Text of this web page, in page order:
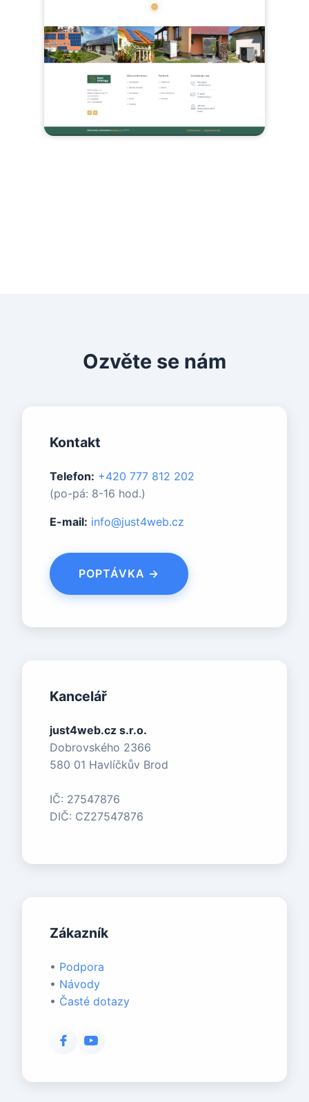
Ozvěte se nám
Kontakt
Telefon: +420 777 812 202
(po-pá: 8-16 hod.)
E-mail: info@just4web.cz
POPTÁVKA →
Kancelář
just4web.cz s.r.o.
Dobrovského 2366
580 01 Havlíčkův Brod
IČ: 27547876
DIČ: CZ27547876
Zákazník
• Podpora
• Návody
• Časté dotazy